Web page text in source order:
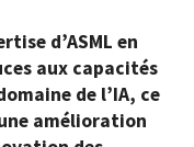
d’ASML en
aux capacités
de l’IA, ce
amélioration